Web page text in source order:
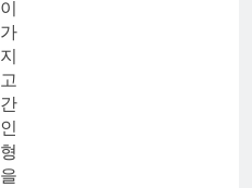
이
가
지
고
간
인
형
을